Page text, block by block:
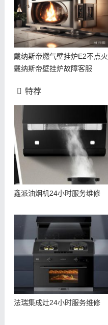
戴纳斯帝燃气壁挂炉E2不点火,
戴纳斯帝壁挂炉故障客服
特荐
鑫派油烟机24小时服务维修
法瑞集成灶24小时服务维修